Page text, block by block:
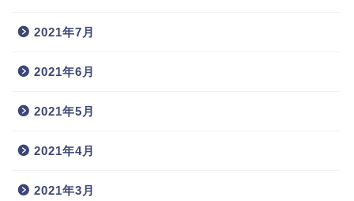
2021年7月
2021年6月
2021年5月
2021年4月
2021年3月